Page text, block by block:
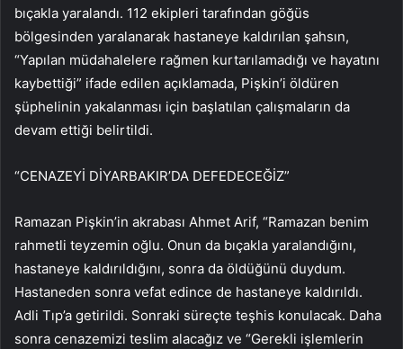
bıçakla yaralandı. 112 ekipleri tarafından göğüs
bölgesinden yaralanarak hastaneye kaldırılan şahsın,
“Yapılan müdahalelere rağmen kurtarılamadığı ve hayatını
kaybettiği” ifade edilen açıklamada, Pişkin’i öldüren
şüphelinin yakalanması için başlatılan çalışmaların da
devam ettiği belirtildi.
“CENAZEYİ DİYARBAKIR’DA DEFEDECEĞİZ”
Ramazan Pişkin’in akrabası Ahmet Arif, “Ramazan benim
rahmetli teyzemin oğlu. Onun da bıçakla yaralandığını,
hastaneye kaldırıldığını, sonra da öldüğünü duydum.
Hastaneden sonra vefat edince de hastaneye kaldırıldı.
Adli Tıp’a getirildi. Sonraki süreçte teşhis konulacak. Daha
sonra cenazemizi teslim alacağız ve “Gerekli işlemlerin